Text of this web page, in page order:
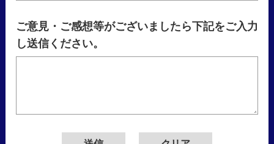
ご意見・ご感想等がございましたら下記をご入力
し送信ください。